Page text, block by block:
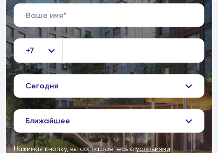
+7
Сегодня
Ближайшее
Нажимая кнопку, вы соглашаетесь сусловиями